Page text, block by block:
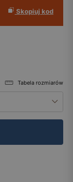
Skopiuj kod
Tabela rozmiarów